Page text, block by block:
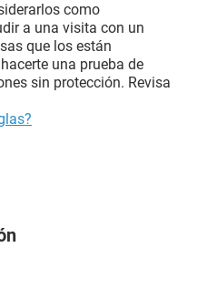
como
a una visita con un
que los están
una prueba de
sin protección. Revisa